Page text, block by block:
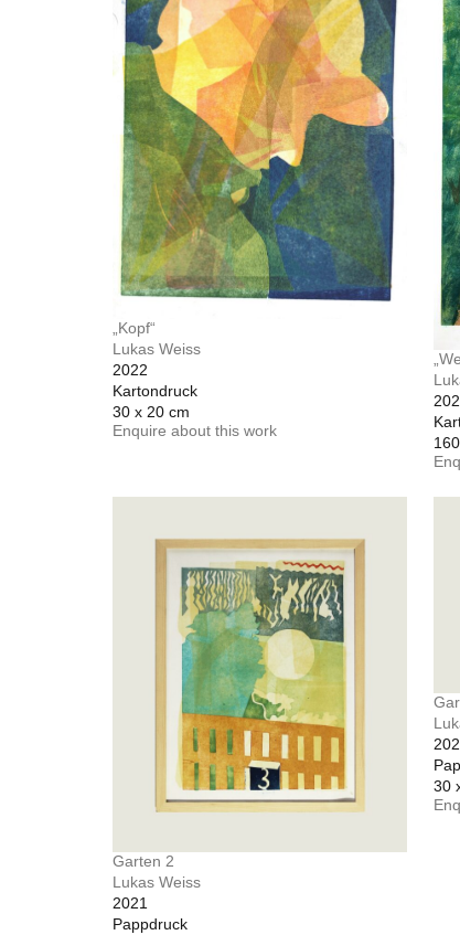
„Kopf“
Lukas Weiss
2022
Kartondruck
30 x 20 cm
Enquire about this work
Garten 2
Lukas Weiss
2021
Pappdruck
30